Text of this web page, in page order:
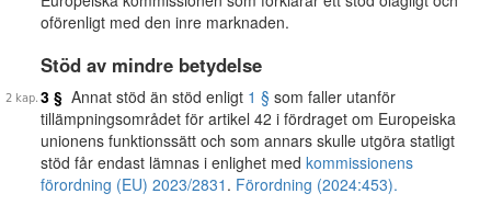
oförenligt med den inre marknaden.
Stöd av mindre betydelse
3 § Annat stöd än stöd enligt 1 § som faller utanför
tillämpningsområdet för artikel 42 i fördraget om Europeiska
unionens funktionssätt och som annars skulle utgöra statligt
stöd får endast lämnas i enlighet med kommissionens
förordning (EU) 2023/2831 . Förordning (2024:453).